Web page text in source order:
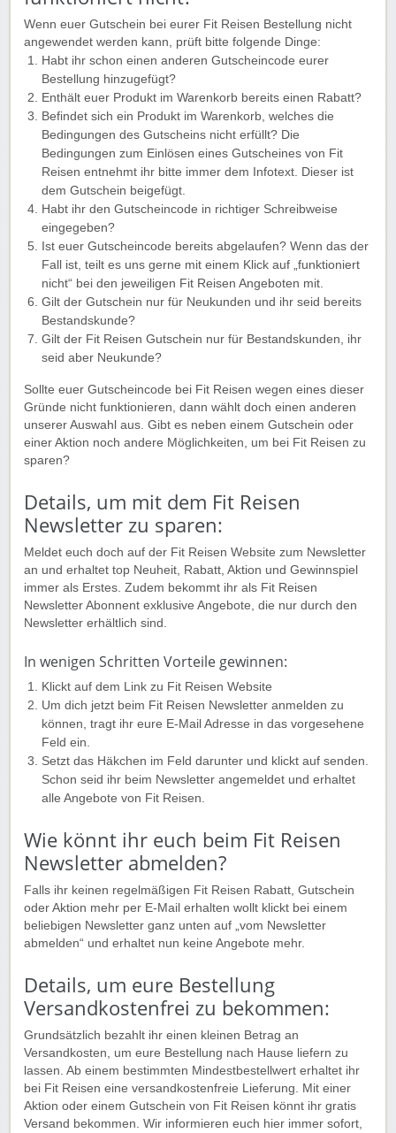
Wenn euer Gutschein bei eurer Fit Reisen Bestellung nicht
angewendet werden kann, prüft bitte folgende Dinge:
Habt ihr schon einen anderen Gutscheincode eurer
Bestellung hinzugefügt?
Enthält euer Produkt im Warenkorb bereits einen Rabatt?
Befindet sich ein Produkt im Warenkorb, welches die
Bedingungen des Gutscheins nicht erfüllt? Die
Bedingungen zum Einlösen eines Gutscheines von Fit
Reisen entnehmt ihr bitte immer dem Infotext. Dieser ist
dem Gutschein beigefügt.
Habt ihr den Gutscheincode in richtiger Schreibweise
eingegeben?
Ist euer Gutscheincode bereits abgelaufen? Wenn das der
Fall ist, teilt es uns gerne mit einem Klick auf „funktioniert
nicht“ bei den jeweiligen Fit Reisen Angeboten mit.
Gilt der Gutschein nur für Neukunden und ihr seid bereits
Bestandskunde?
Gilt der Fit Reisen Gutschein nur für Bestandskunden, ihr
seid aber Neukunde?
Sollte euer Gutscheincode bei Fit Reisen wegen eines dieser
Gründe nicht funktionieren, dann wählt doch einen anderen
unserer Auswahl aus. Gibt es neben einem Gutschein oder
einer Aktion noch andere Möglichkeiten, um bei Fit Reisen zu
sparen?
Details, um mit dem Fit Reisen
Newsletter zu sparen:
Meldet euch doch auf der Fit Reisen Website zum Newsletter
an und erhaltet top Neuheit, Rabatt, Aktion und Gewinnspiel
immer als Erstes. Zudem bekommt ihr als Fit Reisen
Newsletter Abonnent exklusive Angebote, die nur durch den
Newsletter erhältlich sind.
In wenigen Schritten Vorteile gewinnen:
Klickt auf dem Link zu Fit Reisen Website
Um dich jetzt beim Fit Reisen Newsletter anmelden zu
können, tragt ihr eure E-Mail Adresse in das vorgesehene
Feld ein.
Setzt das Häkchen im Feld darunter und klickt auf senden.
Schon seid ihr beim Newsletter angemeldet und erhaltet
alle Angebote von Fit Reisen.
Wie könnt ihr euch beim Fit Reisen
Newsletter abmelden?
Falls ihr keinen regelmäßigen Fit Reisen Rabatt, Gutschein
oder Aktion mehr per E-Mail erhalten wollt klickt bei einem
beliebigen Newsletter ganz unten auf „vom Newsletter
abmelden“ und erhaltet nun keine Angebote mehr.
Details, um eure Bestellung
Versandkostenfrei zu bekommen:
Grundsätzlich bezahlt ihr einen kleinen Betrag an
Versandkosten, um eure Bestellung nach Hause liefern zu
lassen. Ab einem bestimmten Mindestbestellwert erhaltet ihr
bei Fit Reisen eine versandkostenfreie Lieferung. Mit einer
Aktion oder einem Gutschein von Fit Reisen könnt ihr gratis
Versand bekommen. Wir informieren euch hier immer sofort,